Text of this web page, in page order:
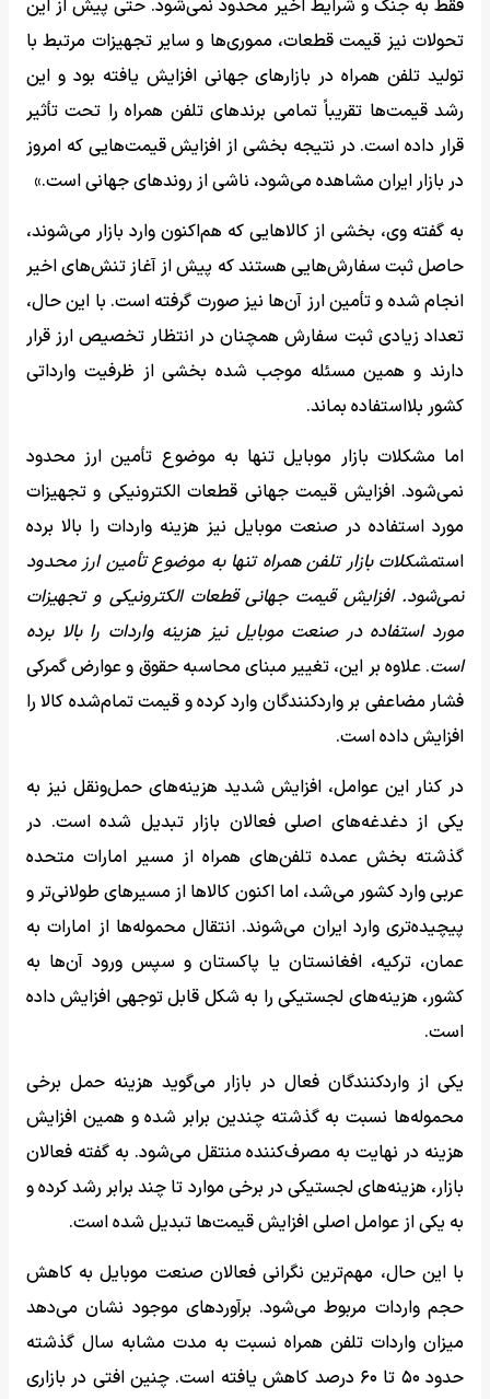
فقط به جنگ و شرایط اخیر محدود نمی‌شود. حتی پیش از این
تحولات نیز قیمت قطعات، مموری‌ها و سایر تجهیزات مرتبط با
تولید تلفن همراه در بازارهای جهانی افزایش یافته بود و این
رشد قیمت‌ها تقریباً تمامی برندهای تلفن همراه را تحت تأثیر
قرار داده است. در نتیجه بخشی از افزایش قیمت‌هایی که امروز
در بازار ایران مشاهده می‌شود، ناشی از روندهای جهانی است.»
به گفته وی، بخشی از کالاهایی که هم‌اکنون وارد بازار می‌شوند،
حاصل ثبت سفارش‌هایی هستند که پیش از آغاز تنش‌های اخیر
انجام شده و تأمین ارز آن‌ها نیز صورت گرفته است. با این حال،
تعداد زیادی ثبت سفارش همچنان در انتظار تخصیص ارز قرار
دارند و همین مسئله موجب شده بخشی از ظرفیت وارداتی
کشور بلااستفاده بماند.
اما مشکلات بازار موبایل تنها به موضوع تأمین ارز محدود
نمی‌شود. افزایش قیمت جهانی قطعات الکترونیکی و تجهیزات
مورد استفاده در صنعت موبایل نیز هزینه واردات را بالا برده
استمشکلات بازار تلفن همراه تنها به موضوع تأمین ارز محدود
نمی‌شود. افزایش قیمت جهانی قطعات الکترونیکی و تجهیزات
مورد استفاده در صنعت موبایل نیز هزینه واردات را بالا برده
است. علاوه بر این، تغییر مبنای محاسبه حقوق و عوارض گمرکی
فشار مضاعفی بر واردکنندگان وارد کرده و قیمت تمام‌شده کالا را
افزایش داده است.
در کنار این عوامل، افزایش شدید هزینه‌های حمل‌ونقل نیز به
یکی از دغدغه‌های اصلی فعالان بازار تبدیل شده است. در
گذشته بخش عمده تلفن‌های همراه از مسیر امارات متحده
عربی وارد کشور می‌شد، اما اکنون کالاها از مسیرهای طولانی‌تر و
پیچیده‌تری وارد ایران می‌شوند. انتقال محموله‌ها از امارات به
عمان، ترکیه، افغانستان یا پاکستان و سپس ورود آن‌ها به
کشور، هزینه‌های لجستیکی را به شکل قابل توجهی افزایش داده
است.
یکی از واردکنندگان فعال در بازار می‌گوید هزینه حمل برخی
محموله‌ها نسبت به گذشته چندین برابر شده و همین افزایش
هزینه در نهایت به مصرف‌کننده منتقل می‌شود. به گفته فعالان
بازار، هزینه‌های لجستیکی در برخی موارد تا چند برابر رشد کرده و
به یکی از عوامل اصلی افزایش قیمت‌ها تبدیل شده است.
با این حال، مهم‌ترین نگرانی فعالان صنعت موبایل به کاهش
حجم واردات مربوط می‌شود. برآوردهای موجود نشان می‌دهد
میزان واردات تلفن همراه نسبت به مدت مشابه سال گذشته
حدود ۵۰ تا ۶۰ درصد کاهش یافته است. چنین افتی در بازاری